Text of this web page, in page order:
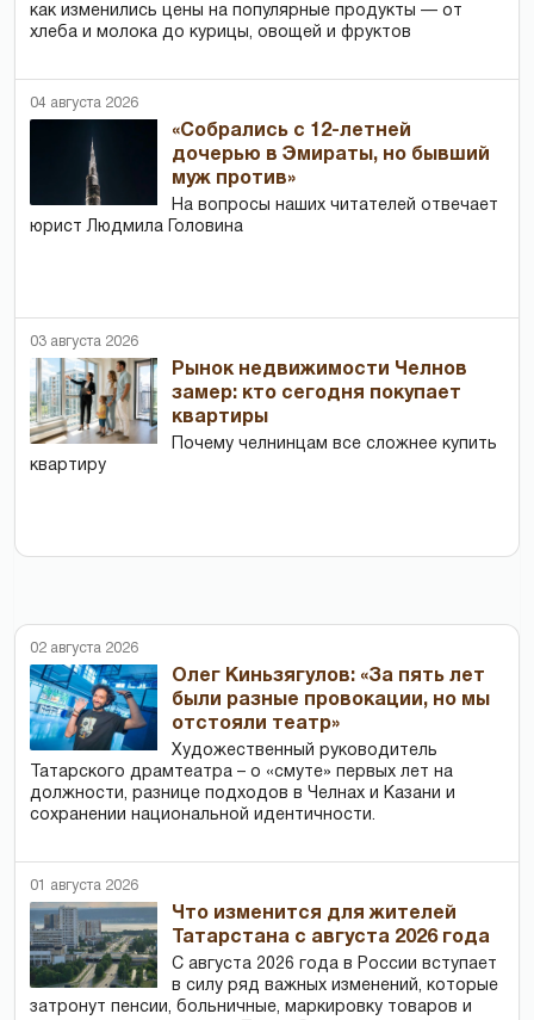
как изменились цены на популярные продукты — от
хлеба и молока до курицы, овощей и фруктов
04 августа 2026
«Собрались с 12-летней
дочерью в Эмираты, но бывший
муж против»
На вопросы наших читателей отвечает
юрист Людмила Головина
03 августа 2026
Рынок недвижимости Челнов
замер: кто сегодня покупает
квартиры
Почему челнинцам все сложнее купить
квартиру
02 августа 2026
Олег Киньзягулов: «За пять лет
были разные провокации, но мы
отстояли театр»
Художественный руководитель
Татарского драмтеатра – о «смуте» первых лет на
должности, разнице подходов в Челнах и Казани и
сохранении национальной идентичности.
01 августа 2026
Что изменится для жителей
Татарстана с августа 2026 года
С августа 2026 года в России вступает
в силу ряд важных изменений, которые
затронут пенсии, больничные, маркировку товаров и